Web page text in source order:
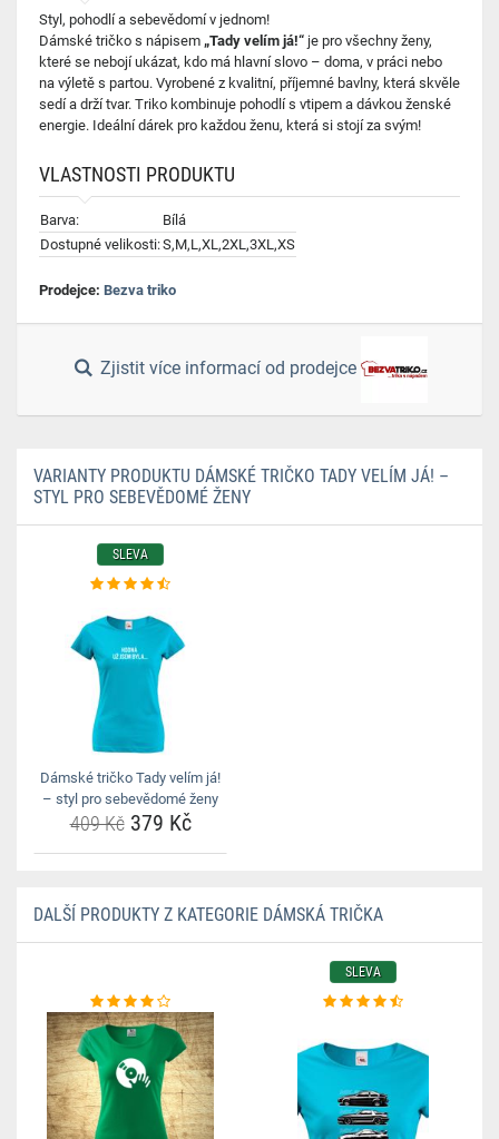
Styl, pohodlí a sebevědomí v jednom!
Dámské tričko s nápisem „Tady velím já!“ je pro všechny ženy,
které se nebojí ukázat, kdo má hlavní slovo – doma, v práci nebo
na výletě s partou. Vyrobené z kvalitní, příjemné bavlny, která skvěle
sedí a drží tvar. Triko kombinuje pohodlí s vtipem a dávkou ženské
energie. Ideální dárek pro každou ženu, která si stojí za svým!
VLASTNOSTI PRODUKTU
Barva:
Bílá
Dostupné velikosti:S,M,L,XL,2XL,3XL,XS
Prodejce: Bezva triko
Zjistit více informací od prodejce
VARIANTY PRODUKTU DÁMSKÉ TRIČKO TADY VELÍM JÁ! –
STYL PRO SEBEVĚDOMÉ ŽENY
SLEVA
Dámské tričko Tady velím já!
– styl pro sebevědomé ženy
409 Kč379 Kč
DALŠÍ PRODUKTY Z KATEGORIE DÁMSKÁ TRIČKA
SLEVA